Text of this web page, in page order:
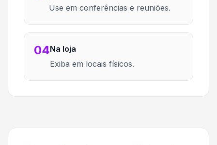
Use em conferências e reuniões.
04Na loja
Exiba em locais físicos.